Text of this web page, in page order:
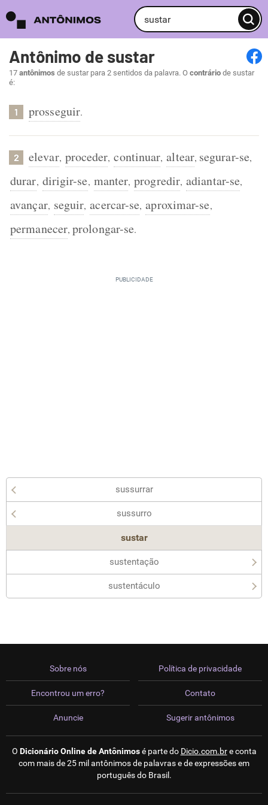
Antônimo de sustar
17 antônimos de sustar para 2 sentidos da palavra. O contrário de sustar
é:
1 prosseguir.
2 elevar, proceder, continuar, altear, segurar-se,
durar, dirigir-se, manter, progredir, adiantar-se,
avançar, seguir, acercar-se, aproximar-se,
permanecer, prolongar-se.
sussurrar
sussurro
sustar
sustentação
sustentáculo
Sobre nós
Encontrou um erro?
Anuncie
Política de privacidade
Contato
Sugerir antônimos
O Dicionário Online de Antônimosé parte do Dicio.com.bre conta
com mais de 25 mil antônimos de palavras e de expressões em
português do Brasil.